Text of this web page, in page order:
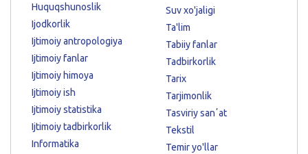
Huquqshunoslik
Ijodkorlik
Ijtimoiy antropologiya
Ijtimoiy fanlar
Ijtimoiy himoya
Ijtimoiy ish
Ijtimoiy statistika
Ijtimoiy tadbirkorlik
Informatika
Suv xo'jaligi
Ta'lim
Tabiiy fanlar
Tadbirkorlik
Tarix
Tarjimonlik
Tasviriy sanʼat
Tekstil
Temir yo'llar